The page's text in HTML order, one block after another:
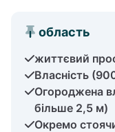
область
життєвий
Власність
Огороджена
більше 2,5 м)
Окремо